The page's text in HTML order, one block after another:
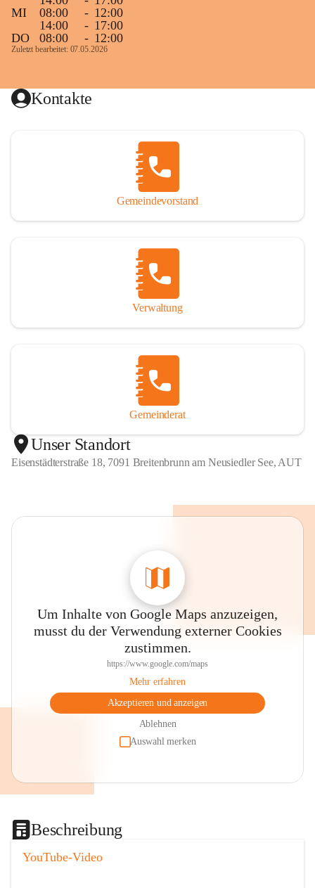
MI
08:00 - 12:00
14:00
- 17:00
DO
08:00 - 12:00
Zuletzt bearbeitet: 07.05.2026
Kontakte
Gemeindevorstand
Verwaltung
Gemeinderat
Unser Standort
Eisenstädterstraße 18, 7091 Breitenbrunn am Neusiedler See, AUT
Um Inhalte von Google Maps anzuzeigen,
musst du der Verwendung externer Cookies
zustimmen.
https://www.google.com/maps
Mehr erfahren
Akzeptieren und anzeigen
Ablehnen
Auswahl merken
Beschreibung
YouTube-Video